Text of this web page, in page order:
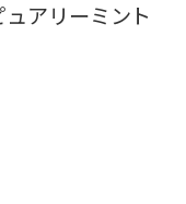
アリーミント